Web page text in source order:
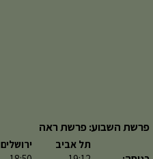
פרשת השבוע: פרשת ראה
תל אביב
ירושלים